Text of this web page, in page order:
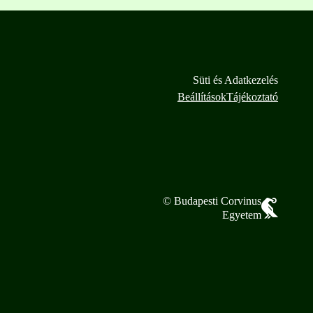
Süti és Adatkezelés
BeállításokTájékoztató
© Budapesti Corvinus
Egyetem